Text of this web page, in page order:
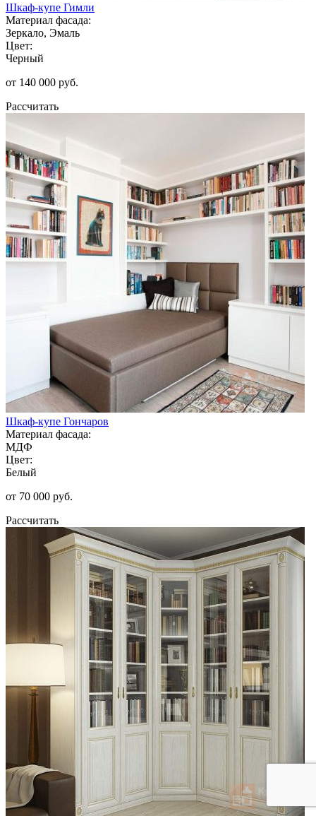
Шкаф-купе Гимли
Материал фасада:
Зеркало, Эмаль
Цвет:
Черный
от 140 000 руб.
Рассчитать
Шкаф-купе Гончаров
Материал фасада:
МДФ
Цвет:
Белый
от 70 000 руб.
Рассчитать